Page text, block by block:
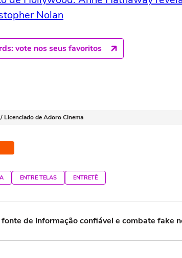
Nolan
vote nos seus favoritos
Licenciado de Adoro Cinema
ENTRE TELAS ENTRETÊ
fonte de informação confiável e combate fake